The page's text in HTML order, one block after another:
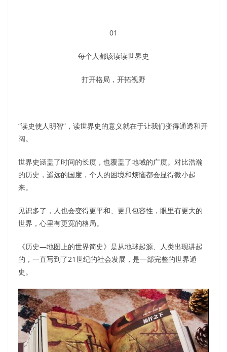
01
每个人都该读读世界史
打开格局，开拓视野
“读史使人明智”，读世界史的意义就在于让我们变得通透和开
阔。
世界史涵盖了时间的长度，也覆盖了地域的广度。对比浩瀚
的历史，遥远的国度，个人的困境和烦恼都会显得微小起
来。
见识多了，人也会变得更平和、更具包容性，眼里有更大的
世界，心里有更宽的格局。
《历史—地图上的世界简史》是从地球起源、人类出现讲起
的，一直写到了21世纪的社会发展，是一部完整的世界通
史。